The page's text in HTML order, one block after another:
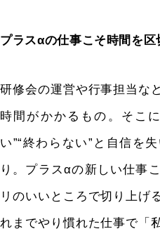
プラスαの仕事こそ時間を区
研修会の運営や行事担当な
時間がかかるもの。そこ
い”“終わらない”と自信を
り。プラスαの新しい仕事
リのいいところで切り上げ
れまでやり慣れた仕事で「